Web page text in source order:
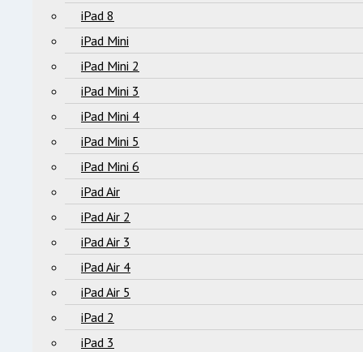
iPad 8
iPad Mini
iPad Mini 2
iPad Mini 3
iPad Mini 4
iPad Mini 5
iPad Mini 6
iPad Air
iPad Air 2
iPad Air 3
iPad Air 4
iPad Air 5
iPad 2
iPad 3